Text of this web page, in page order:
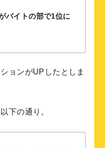
バイトの部で1位に
ョンがUPしたとしま
下の通り。